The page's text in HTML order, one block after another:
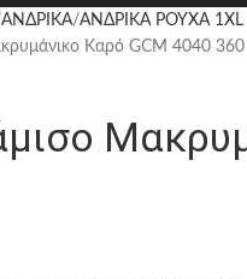
ΑΝΔΡΙΚΑ ΑΝΔΡΙΚΑ ΡΟΥΧΑ 1XL
Καρό GCM 4040 360